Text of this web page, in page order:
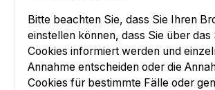
Bitte beachten Sie, dass Sie Ihren
einstellen können, dass Sie über
Cookies informiert werden und
Annahme entscheiden oder die
Cookies für bestimmte Fälle oder